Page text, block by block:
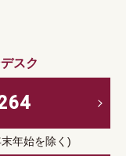
スク
年始を除く)